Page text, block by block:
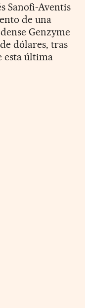
Sanofi-Aventis
de una
Genzyme
dólares, tras
esta última